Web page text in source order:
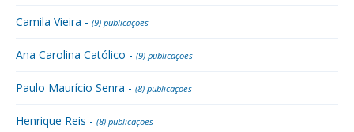
Camila Vieira - (9) publicações
Ana Carolina Católico - (9) publicações
Paulo Maurício Senra - (8) publicações
Henrique Reis - (8) publicações